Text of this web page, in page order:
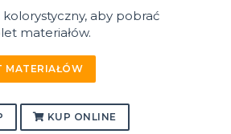
aby pobrać
materiałów.
MATERIAŁÓW
KUP ONLINE